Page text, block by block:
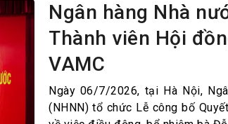
hàng
Ngân hàng Nhà
Thành viên Hội
VAMC
Ngày 06/7/2026, tại Hà Nội,
(NHNN) tổ chức Lễ công bố